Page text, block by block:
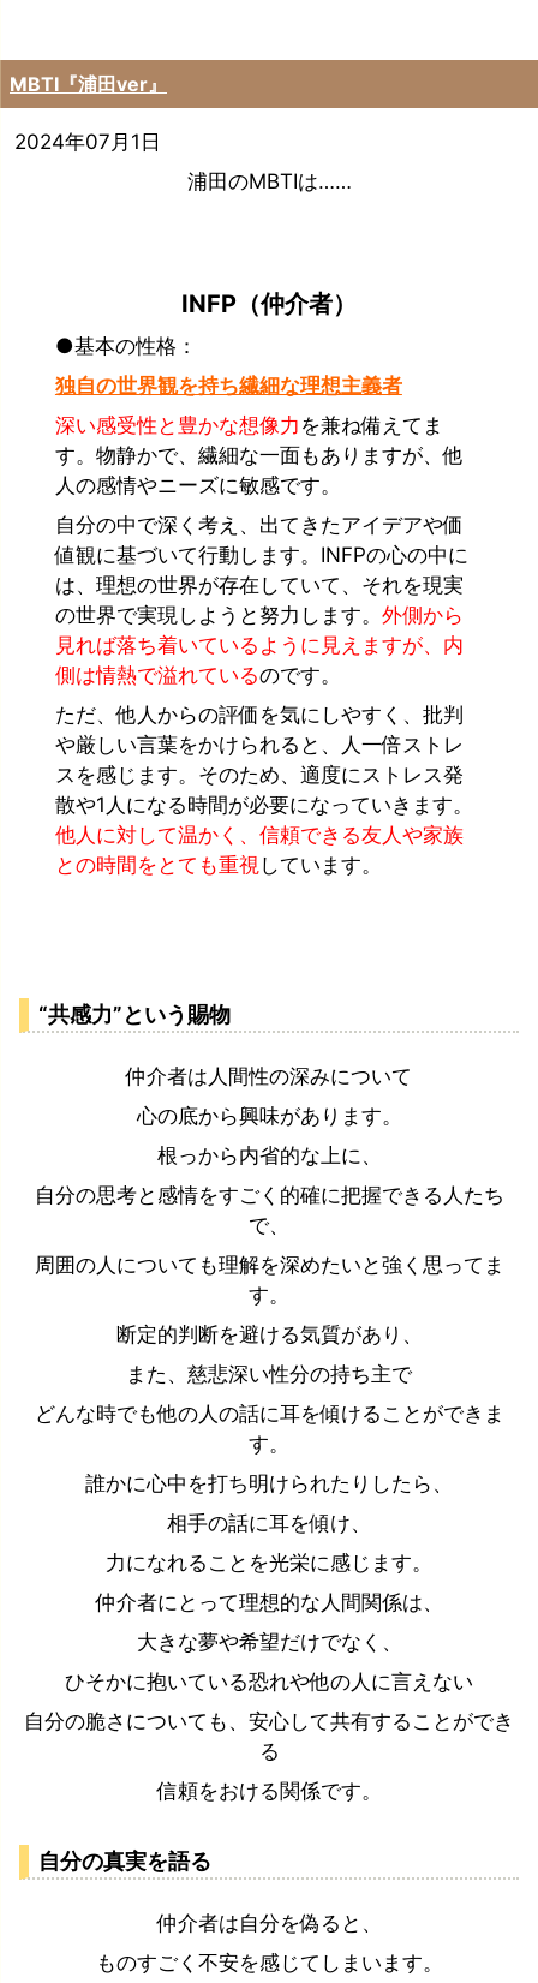
MBTI『浦田ver』
2024年07月1日
浦田のMBTIは……
INFP（仲介者）
●基本の性格：
独自の世界観を持ち繊細な理想主義者
深い感受性と豊かな想像力 を兼ね備えてま
す。物静かで、繊細な一面もありますが、他
人の感情やニーズに敏感です。
自分の中で深く考え、出てきたアイデアや価
値観に基づいて行動します。INFPの心の中に
は、理想の世界が存在していて、それを現実
の世界で実現しようと努力します。 外側から
見れば落ち着いているように見えますが、内
側は情熱で溢れているのです。
ただ、他人からの評価を気にしやすく、批判
や厳しい言葉をかけられると、人一倍ストレ
スを感じます。そのため、適度にストレス発
散や1人になる時間が必要になっていきます。
他人に対して温かく、信頼できる友人や家族
との時間をとても重視しています。
“共感力”という賜物
仲介者は人間性の深みについて
心の底から興味があります。
根っから内省的な上に、
自分の思考と感情をすごく的確に把握できる人たち
で、
周囲の人についても理解を深めたいと強く思ってま
す。
断定的判断を避ける気質があり、
また、慈悲深い性分の持ち主で
どんな時でも他の人の話に耳を傾けることができま
す。
誰かに心中を打ち明けられたりしたら、
相手の話に耳を傾け、
力になれることを光栄に感じます。
仲介者にとって理想的な人間関係は、
大きな夢や希望だけでなく、
ひそかに抱いている恐れや他の人に言えない
自分の脆さについても、安心して共有することができ
る
信頼をおける関係です。
自分の真実を語る
仲介者は自分を偽ると、
ものすごく不安を感じてしまいます。